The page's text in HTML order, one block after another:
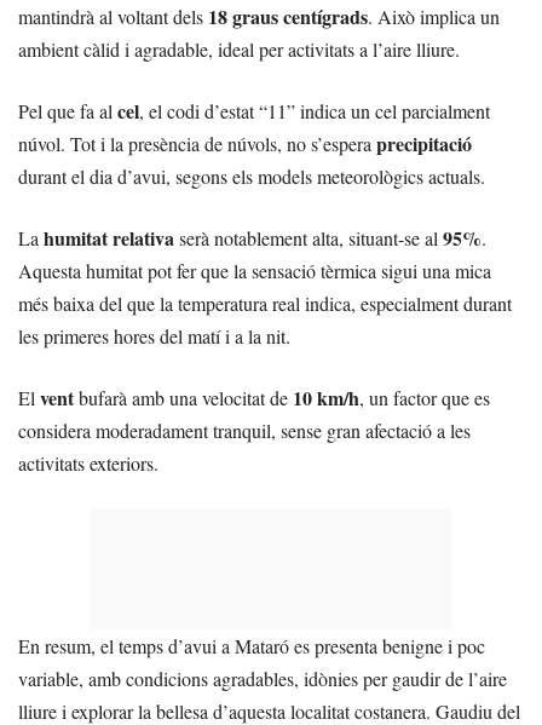
mantindrà al voltant dels 18 graus centígrads. Això implica un
ambient càlid i agradable, ideal per activitats a l’aire lliure.
Pel que fa alcel, el codi d’estat “11” indica un cel parcialment
núvol. Tot i la presència de núvols, no s’esperaprecipitació
durant el dia d’avui, segons els models meteorològics actuals.
Lahumitat relativaserà notablement alta, situant-se al95%.
Aquesta humitat pot fer que la sensació tèrmica sigui una mica
més baixa del que la temperatura real indica, especialment durant
les primeres hores del matí i a la nit.
Elventbufarà amb una velocitat de 10 km/h, un factor que es
considera moderadament tranquil, sense gran afectació a les
activitats exteriors.
En resum, el temps d’avui a Mataró es presenta benigne i poc
variable, amb condicions agradables, idònies per gaudir de l’aire
lliure i explorar la bellesa d’aquesta localitat costanera. Gaudiu del